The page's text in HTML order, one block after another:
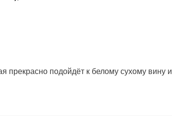
прекрасно подойдёт к белому сухому вину и